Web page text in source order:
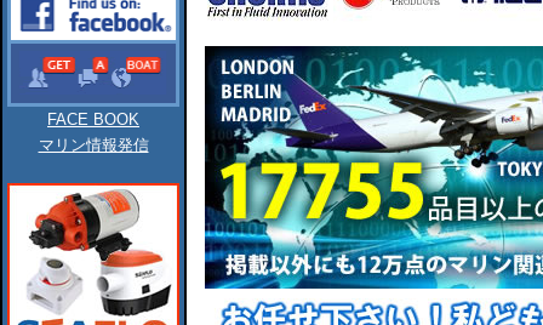
FACE BOOK
マリン情報発信